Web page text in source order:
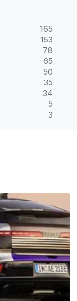
165
153
78
65
50
35
34
5
3